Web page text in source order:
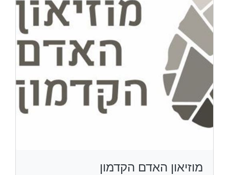
מוזיאון האדם הקדמון